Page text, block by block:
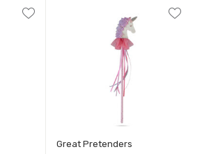
Great Pretenders